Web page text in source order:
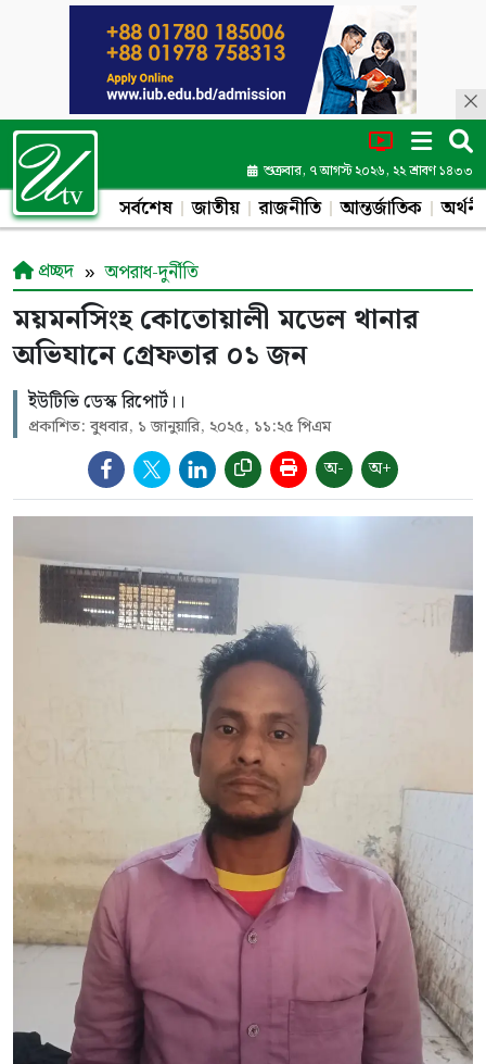
শুক্রবার, ৭ আগস্ট ২০২৬, ২২ শ্রাবণ ১৪৩৩
সর্বশেষ জাতীয় রাজনীতি আন্তর্জাতিক
প্রচ্ছদ অপরাধ-দুর্নীতি
ময়মনসিংহ কোতোয়ালী মডেল থানার
অভিযানে গ্রেফতার ০১ জন
ইউটিভি ডেস্ক রিপোর্ট।।
প্রকাশিত: বুধবার, ১ জানুয়ারি, ২০২৫, ১১:২৫ পিএম
অ- অ+